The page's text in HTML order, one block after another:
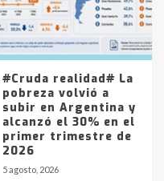
combustibles en
YPF hasta Axion
pesos
#Cruda realidad# La
pobreza volvió a
subir en Argentina y
alcanzó el 30% en el
primer trimestre de
2026
5 agosto, 2026